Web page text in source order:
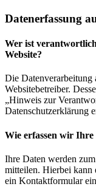
Datenerfassung
Wer ist
Website?
Die Datenverarbeitung
Websitebetreiber.
„Hinweis zur
Datenschutzerklärung
Wie erfassen wir Ihre
Ihre Daten werden
mitteilen. Hierbei kann
ein Kontaktformular